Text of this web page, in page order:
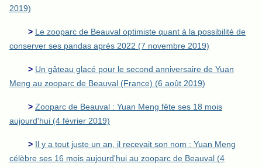
2019)
> Le zooparc de Beauval optimiste quant à la possibilité de
conserver ses pandas après 2022 (7 novembre 2019)
> Un gâteau glacé pour le second anniversaire de Yuan
Meng au zooparc de Beauval (France) (6 août 2019)
> Zooparc de Beauval : Yuan Meng fête ses 18 mois
aujourd'hui (4 février 2019)
> Il y a tout juste un an, il recevait son nom ; Yuan Meng
célèbre ses 16 mois aujourd'hui au zooparc de Beauval (4